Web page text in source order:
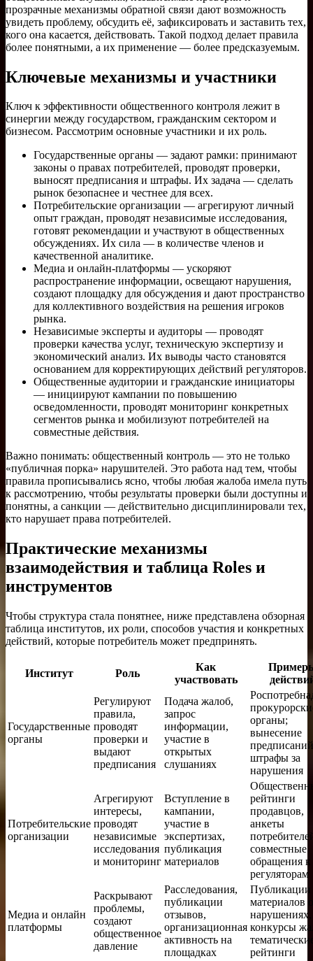
прозрачные механизмы обратной связи дают возможность
увидеть проблему, обсудить её, зафиксировать и заставить тех,
кого она касается, действовать. Такой подход делает правила
более понятными, а их применение — более предсказуемым.
Ключевые механизмы и участники
Ключ к эффективности общественного контроля лежит в
синергии между государством, гражданским сектором и
бизнесом. Рассмотрим основные участники и их роль.
Государственные органы — задают рамки: принимают
законы о правах потребителей, проводят проверки,
выносят предписания и штрафы. Их задача — сделать
рынок безопаснее и честнее для всех.
Потребительские организации — агрегируют личный
опыт граждан, проводят независимые исследования,
готовят рекомендации и участвуют в общественных
обсуждениях. Их сила — в количестве членов и
качественной аналитике.
Медиа и онлайн-платформы — ускоряют
распространение информации, освещают нарушения,
создают площадку для обсуждения и дают пространство
для коллективного воздействия на решения игроков
рынка.
Независимые эксперты и аудиторы — проводят
проверки качества услуг, техническую экспертизу и
экономический анализ. Их выводы часто становятся
основанием для корректирующих действий регуляторов.
Общественные аудитории и гражданские инициаторы
— инициируют кампании по повышению
осведомленности, проводят мониторинг конкретных
сегментов рынка и мобилизуют потребителей на
совместные действия.
Важно понимать: общественный контроль — это не только
«публичная порка» нарушителей. Это работа над тем, чтобы
правила прописывались ясно, чтобы любая жалоба имела путь
к рассмотрению, чтобы результаты проверки были доступны и
понятны, а санкции — действительно дисциплинировали тех,
кто нарушает права потребителей.
Практические механизмы
взаимодействия и таблица Roles и
инструментов
Чтобы структура стала понятнее, ниже представлена обзорная
таблица институтов, их роли, способов участия и конкретных
действий, которые потребитель может предпринять.
Институт Роль
Как
участвовать
Государственные
органы
Регулируют
правила,
проводят
проверки и
выдают
предписания
Подача жалоб,
запрос
информации,
участие в
открытых
слушаниях
органы;
вынесение
штрафы за
нарушения
Потребительские
организации
Агрегируют
интересы,
проводят
независимые
исследования
и мониторинг
Вступление в
кампании,
участие в
экспертизах,
публикация
материалов
рейтинги
продавцов,
анкеты
совместные
обращения к
регуляторам
Медиа и онлайн
платформы
Раскрывают
проблемы,
создают
общественное
давление
Расследования,
публикации
отзывов,
организационная
активность на
площадках
Публикации
материалов о
нарушениях,
конкурсы
рейтинги